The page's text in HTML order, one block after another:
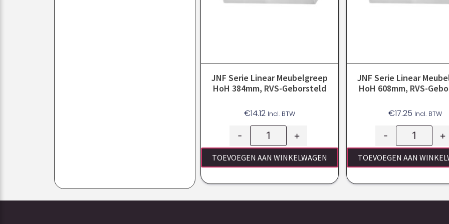
JNF Serie Linear Meubelgreep
HoH 384mm, RVS-Geborsteld
€14.12 Incl. BTW
- +
TOEVOEGEN AAN WINKELWAGEN
JNF Serie Linear
HoH 608mm, RVS-
€17.25 Incl. BTW
- +
TOEVOEGEN AAN